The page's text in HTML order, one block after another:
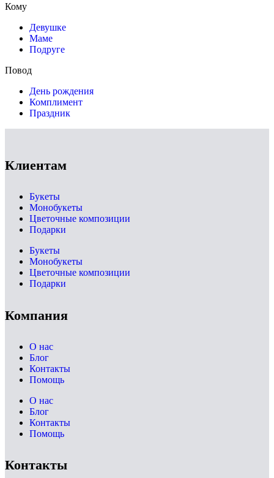
Кому
Девушке
Маме
Подруге
Повод
День рождения
Комплимент
Праздник
Клиентам
Букеты
Монобукеты
Цветочные композиции
Подарки
Букеты
Монобукеты
Цветочные композиции
Подарки
Компания
О нас
Блог
Контакты
Помощь
О нас
Блог
Контакты
Помощь
Контакты